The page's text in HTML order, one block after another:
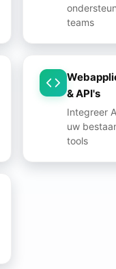
teams
& API's
Integreer
uw
tools